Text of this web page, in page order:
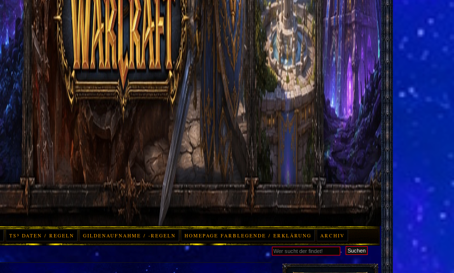
TS³ DATEN / REGELN GILDENAUFNAHME / -REGELN HOMEPAGE FARBLEGENDE / ERKLÄRUNG ARCHIV
. Suchen